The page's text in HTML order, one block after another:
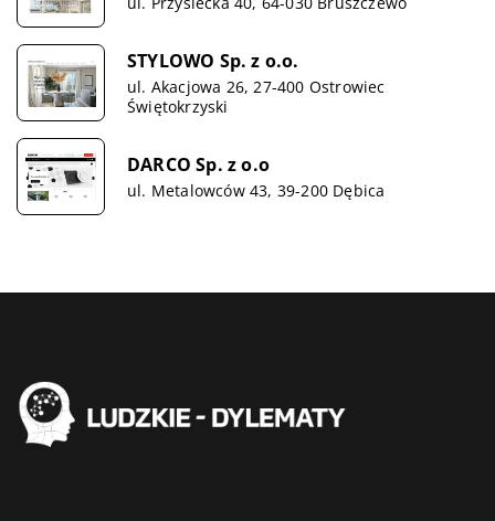
STYLOWO Sp. z o.o.
ul. Akacjowa 26, 27-400 Ostrowiec
Świętokrzyski
DARCO Sp. z o.o
ul. Metalowców 43, 39-200 Dębica